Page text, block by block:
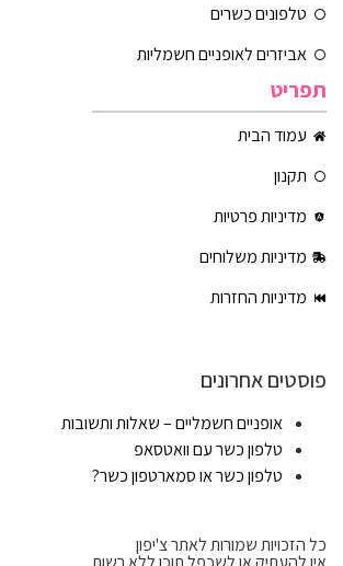
טלפונים כשרים
אביזרים לאופניים חשמליות
תפריט
עמוד הבית
תקנון
מדיניות פרטיות
מדיניות משלוחים
מדיניות החזרות
פוסטים אחרונים
אופניים חשמליים – שאלות ותשובות
טלפון כשר עם וואטסאפ
טלפון כשר או סמארטפון כשר?
כל הזכויות שמורות לאתר צ'יפון